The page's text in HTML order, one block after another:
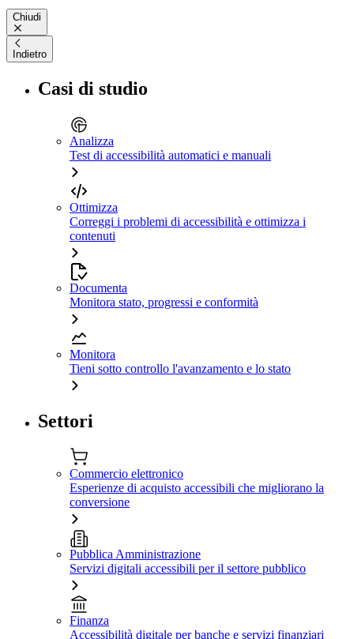
Chiudi
Indietro
Casi di studio
Analizza
Test di accessibilità automatici e manuali
Ottimizza
Correggi i problemi di accessibilità e ottimizza i
contenuti
Documenta
Monitora stato, progressi e conformità
Monitora
Tieni sotto controllo l'avanzamento e lo stato
Settori
Commercio elettronico
Esperienze di acquisto accessibili che migliorano la
conversione
Pubblica Amministrazione
Servizi digitali accessibili per il settore pubblico
Finanza
Accessibilità digitale per banche e servizi finanziari